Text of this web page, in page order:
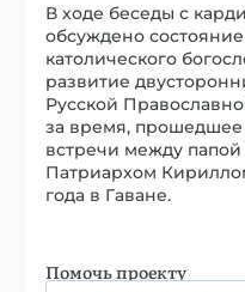
В ходе беседы с
обсуждено
католического
развитие
Русской
за время, прошедшее
встречи между
Патриархом
года в Гаване.
Помочь проекту